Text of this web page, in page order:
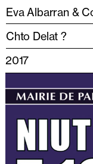
Eva Albarran &
Chto Delat ?
2017